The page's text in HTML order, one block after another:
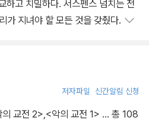
하고 치밀하다. 서스펜스 넘치는 전
가 지녀야 할 모든 것을 갖췄다.
저자파일 신간알림 신청
의 교전 2> <악의 교전 1> … 총 108